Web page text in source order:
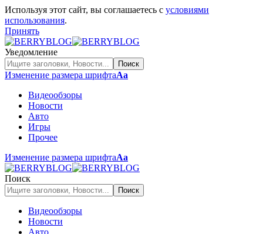
Используя этот сайт, вы соглашаетесь с условиями
использования.
Принять
Уведомление
Изменение размера шрифтаАа
Видеообзоры
Новости
Авто
Игры
Прочее
Изменение размера шрифтаАа
Поиск
Видеообзоры
Новости
Авто